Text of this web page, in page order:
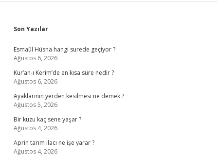
Sidebar
Son Yazılar
Esmaül Hüsna hangi surede geçiyor ?
Ağustos 6, 2026
Kur’an-ı Kerim’de en kısa süre nedir ?
Ağustos 6, 2026
Ayaklarının yerden kesilmesi ne demek ?
Ağustos 5, 2026
Bir kuzu kaç sene yaşar ?
Ağustos 4, 2026
Aprin tarım ilacı ne işe yarar ?
Ağustos 4, 2026